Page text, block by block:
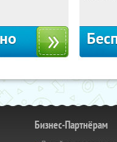
Бизнес-Партнёрам